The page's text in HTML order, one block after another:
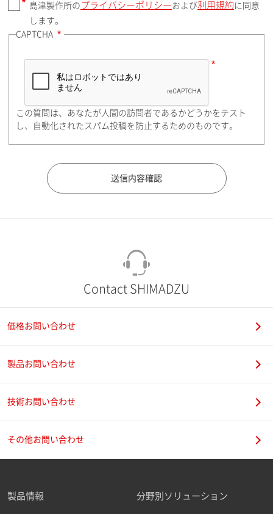
郵便番号（勤務先）
住所検索
都道府県（勤務先）
ご勤務先
島津製作所の プライバシーポリシーおよび利用規約 に同意
します。
CAPTCHA
この質問は、あなたが人間の訪問者であるかどうかをテスト
し、自動化されたスパム投稿を防止するためのものです。
Contact SHIMADZU
価格お問い合わせ
製品お問い合わせ
技術お問い合わせ
その他お問い合わせ
製品情報 分野別ソリューション